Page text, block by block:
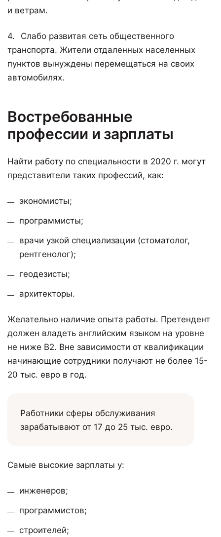
и ветрам.
Слабо развитая сеть общественного
транспорта. Жители отдаленных населенных
пунктов вынуждены перемещаться на своих
автомобилях.
Востребованные
профессии и зарплаты
Найти работу по специальности в 2020 г. могут
представители таких профессий, как:
экономисты;
программисты;
врачи узкой специализации (стоматолог,
рентгенолог);
геодезисты;
архитекторы.
Желательно наличие опыта работы. Претендент
должен владеть английским языком на уровне
не ниже В2. Вне зависимости от квалификации
начинающие сотрудники получают не более 15-
20 тыс. евро в год.
Работники сферы обслуживания
зарабатывают от 17 до 25 тыс. евро.
Самые высокие зарплаты у:
инженеров;
программистов;
строителей;